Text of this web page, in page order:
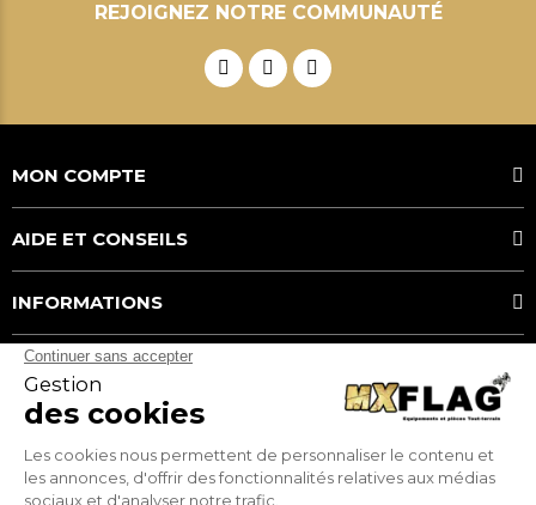
REJOIGNEZ NOTRE COMMUNAUTÉ
MON COMPTE
AIDE ET CONSEILS
INFORMATIONS
MOYENS DE PAIEMENT